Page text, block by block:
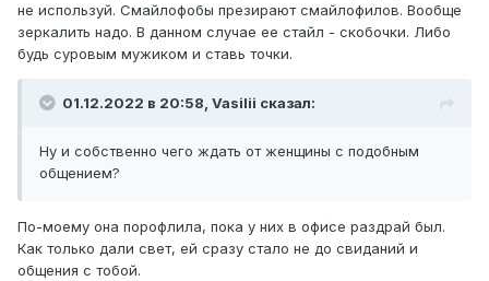
не используй. Смайлофобы презирают смайлофилов. Вообще
зеркалить надо. В данном случае ее стайл - скобочки. Либо
будь суровым мужиком и ставь точки.
01.12.2022 в 20:58, Vasilii сказал:
Ну и собственно чего ждать от женщины с подобным
общением?
По-моему она порофлила, пока у них в офисе раздрай был.
Как только дали свет, ей сразу стало не до свиданий и
общения с тобой.